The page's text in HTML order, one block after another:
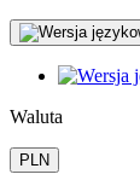
Waluta
PLN